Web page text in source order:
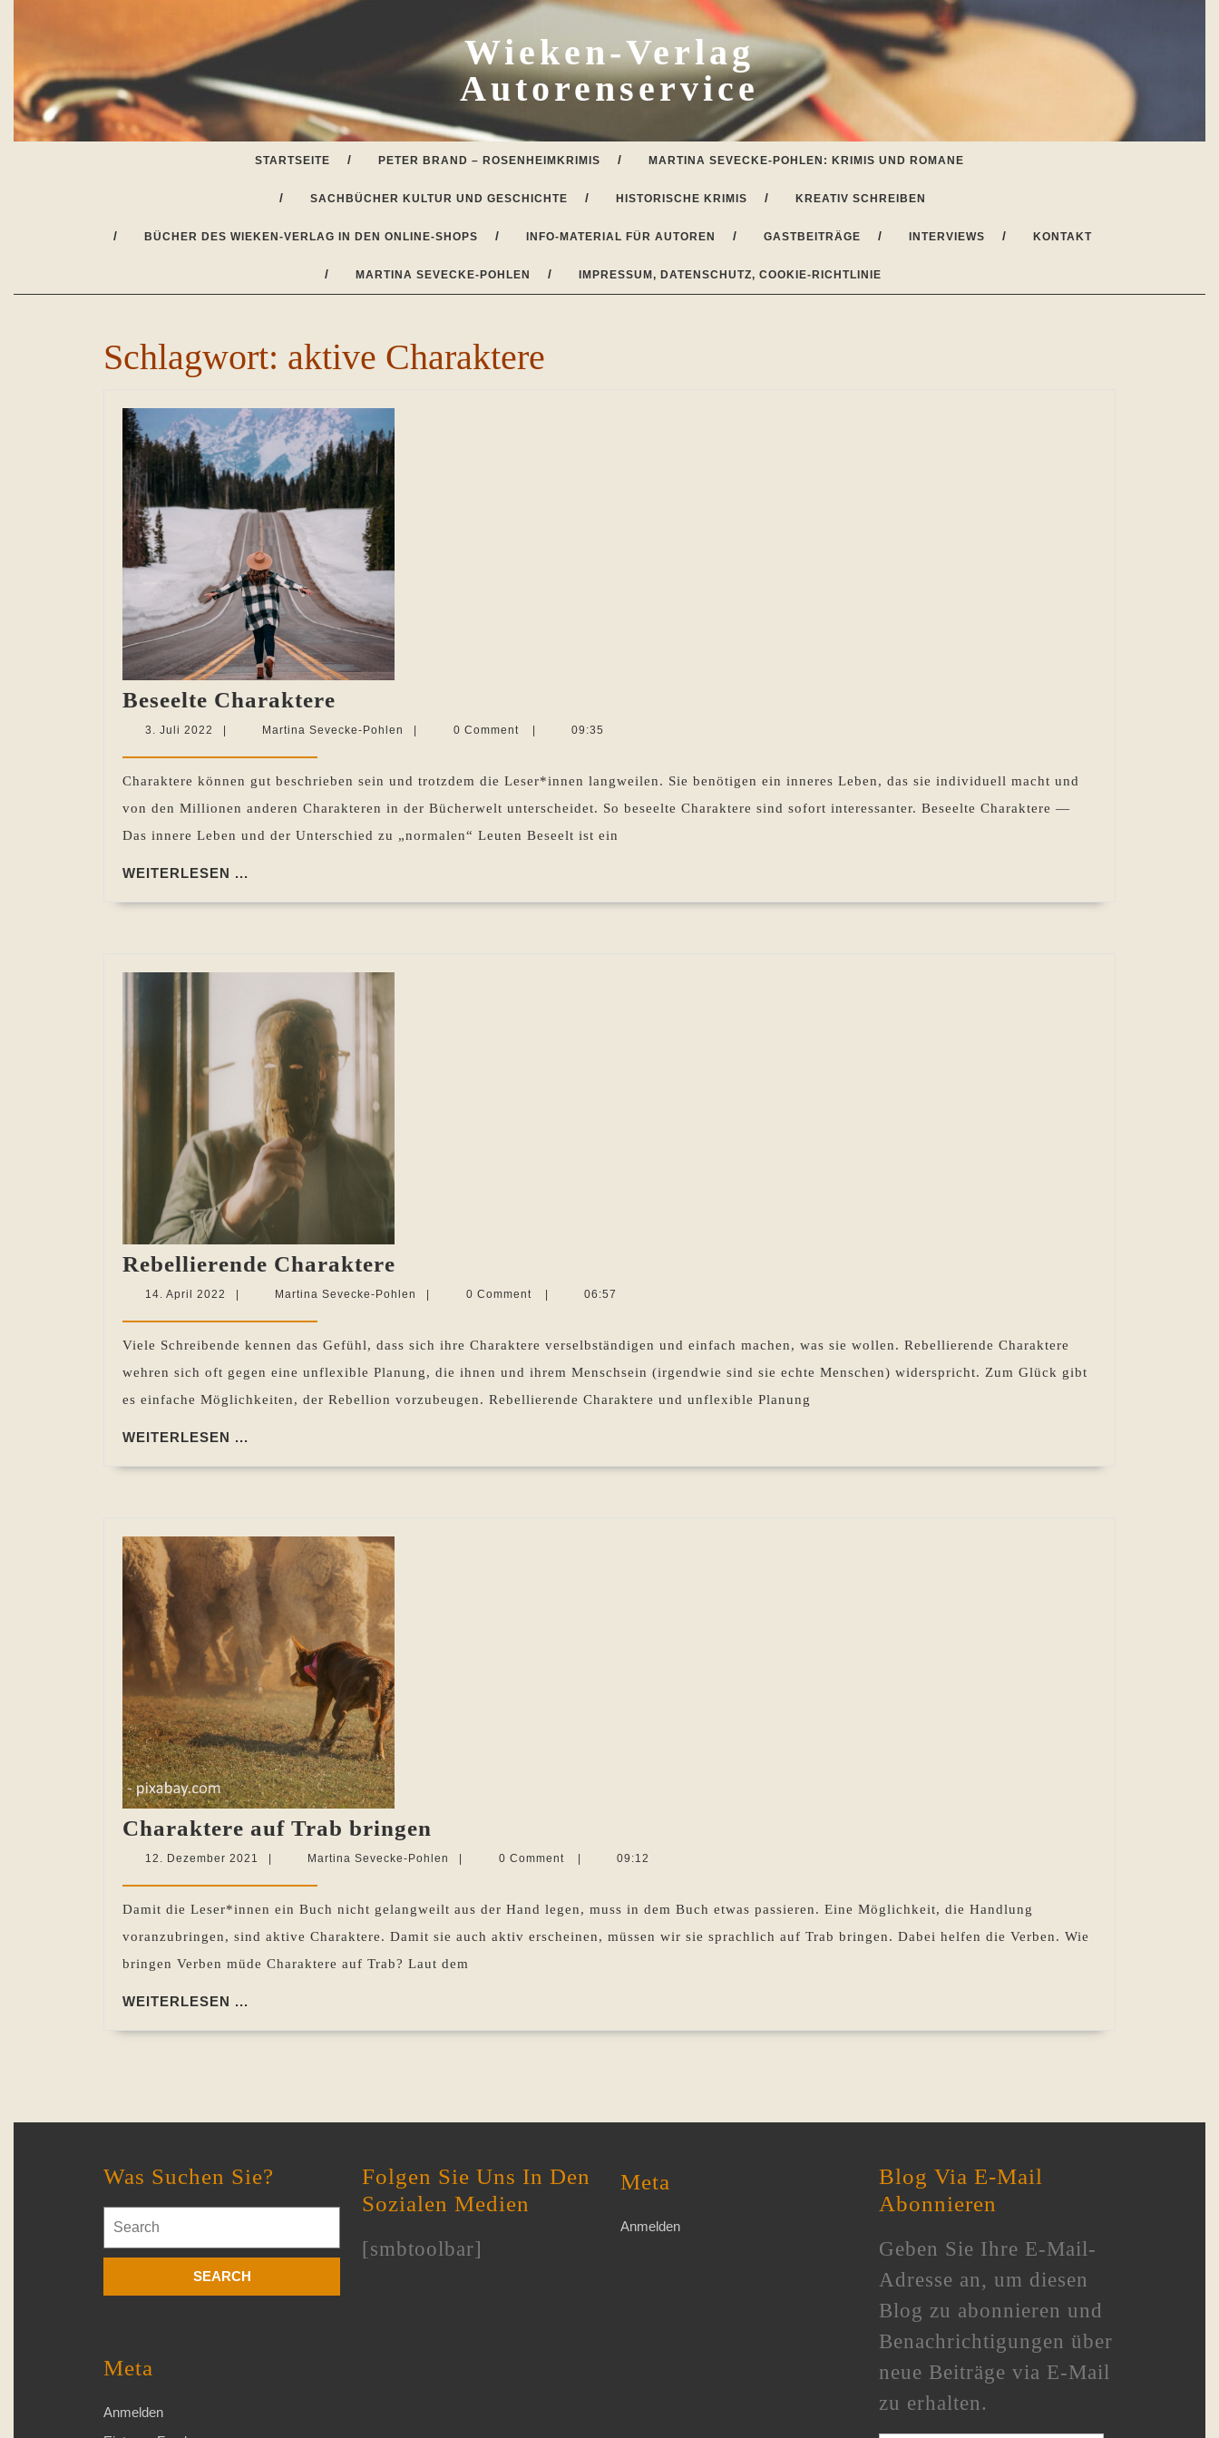
Wieken-Verlag
Autorenservice
STARTSEITE PETER BRAND – ROSENHEIMKRIMIS MARTINA SEVECKE-POHLEN: KRIMIS UND ROMANE
SACHBÜCHER KULTUR UND GESCHICHTE HISTORISCHE KRIMIS KREATIV SCHREIBEN
BÜCHER DES WIEKEN-VERLAG IN DEN ONLINE-SHOPS INFO-MATERIAL FÜR AUTOREN GASTBEITRÄGE INTERVIEWS KONTAKT
MARTINA SEVECKE-POHLEN IMPRESSUM, DATENSCHUTZ, COOKIE-RICHTLINIE
Schlagwort: aktive Charaktere
Beseelte Charaktere
Charaktere
3. Juli 2022
2022
Martina Sevecke-Pohlen
Martina
0 Comment 09:35
Charaktere können gut beschrieben sein und trotzdem die Leser*innen langweilen. Sie benötigen ein inneres Leben, das sie individuell macht und
von den Millionen anderen Charakteren in der Bücherwelt unterscheidet. So beseelte Charaktere sind sofort interessanter. Beseelte Charaktere —
Das innere Leben und der Unterschied zu „normalen“ Leuten Beseelt ist ein
WEITERLESEN ...
Rebellierende Charaktere
Charaktere
14. April 2022 14.
2022
Martina Sevecke-Pohlen
Martina
0 Comment 06:57
Viele Schreibende kennen das Gefühl, dass sich ihre Charaktere verselbständigen und einfach machen, was sie wollen. Rebellierende Charaktere
wehren sich oft gegen eine unflexible Planung, die ihnen und ihrem Menschsein (irgendwie sind sie echte Menschen) widerspricht. Zum Glück gibt
es einfache Möglichkeiten, der Rebellion vorzubeugen. Rebellierende Charaktere und unflexible Planung
WEITERLESEN ...
Charaktere auf Trab bringen
auf
bringen
12. Dezember 2021
12.
2021
| Martina Sevecke-Pohlen
Martina
| 0 Comment | 09:12
Damit die Leser*innen ein Buch nicht gelangweilt aus der Hand legen, muss in dem Buch etwas passieren. Eine Möglichkeit, die Handlung
voranzubringen, sind aktive Charaktere. Damit sie auch aktiv erscheinen, müssen wir sie sprachlich auf Trab bringen. Dabei helfen die Verben. Wie
bringen Verben müde Charaktere auf Trab? Laut dem
WEITERLESEN ...
Was Suchen Sie?
for:
Meta
Anmelden
Folgen Sie Uns In Den
Sozialen Medien
[smbtoolbar]
Meta
Anmelden
Blog Via E-Mail
Abonnieren
Geben Sie Ihre E-Mail-
Adresse an, um diesen
Blog zu abonnieren und
Benachrichtigungen über
neue Beiträge via E-Mail
zu erhalten.